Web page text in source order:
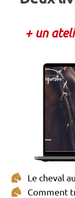
+ un
Le cheval
Comment